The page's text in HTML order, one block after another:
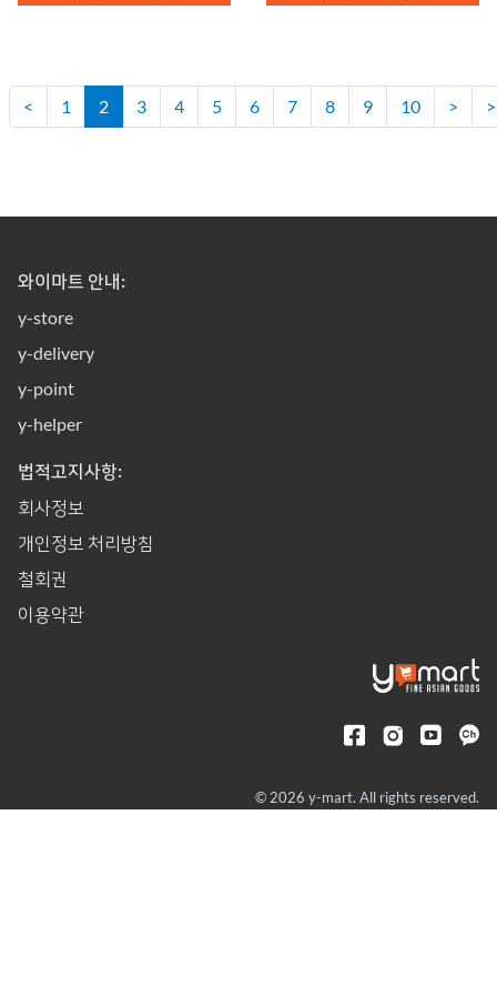
< 1 2 3 4 5 6 7 8 9 10 >
와이마트 안내:
y-store
y-delivery
y-point
y-helper
법적고지사항:
회사정보
개인정보 처리방침
철회권
이용약관
© 2026 y-mart. All rights reserved.